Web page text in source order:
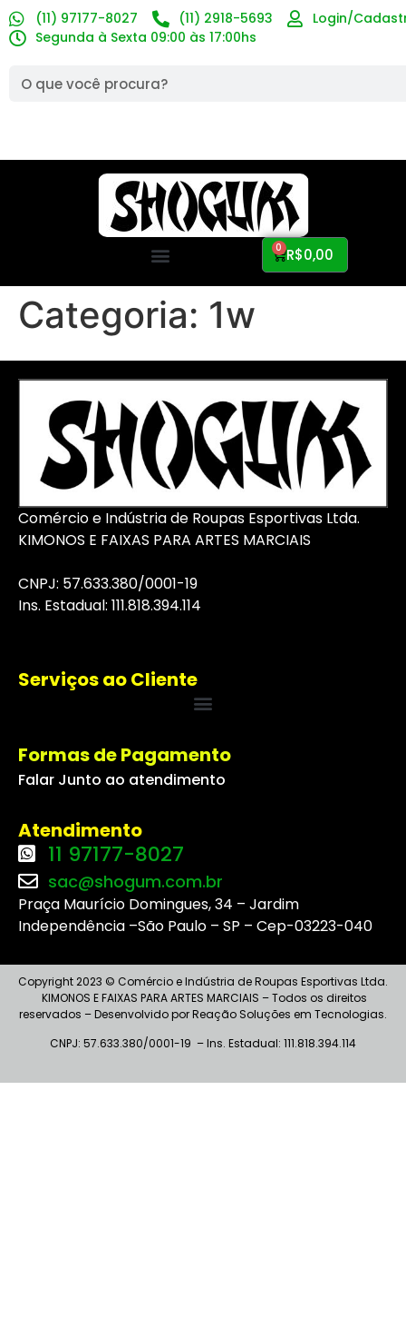
(11) 97177-8027 (11) 2918-5693
Login/
Segunda à Sexta 09:00 às 17:00hs
R$0,00
0
Categoria: 1w
Comércio e Indústria de Roupas Esportivas Ltda.
KIMONOS E FAIXAS PARA ARTES MARCIAIS
CNPJ: 57.633.380/0001-19
Ins. Estadual: 111.818.394.114
Serviços ao Cliente
Formas de Pagamento
Falar Junto ao atendimento
Atendimento
11 97177-8027
sac@shogum.com.br
Praça Maurício Domingues, 34 – Jardim
Independência –São Paulo – SP – Cep-03223-040
Copyright 2023 © Comércio e Indústria de Roupas Esportivas Ltda.
KIMONOS E FAIXAS PARA ARTES MARCIAIS – Todos os direitos
reservados – Desenvolvido por Reação Soluções em Tecnologias.
CNPJ: 57.633.380/0001-19 – Ins. Estadual: 111.818.394.114